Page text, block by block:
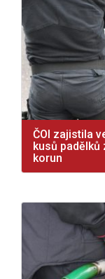
ČOI zajistila
kusů padělků
korun